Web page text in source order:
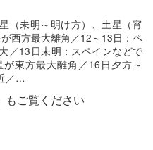
（未明～明け方）、土星（宵
西方最大離角／12～13日：ペ
／13日未明：スペインなどで
東方最大離角／16日夕方～
／…
もご覧ください